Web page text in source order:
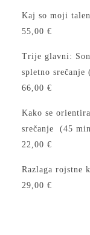
Kaj so moji
55,00 €
Trije glavni:
spletno srečanje
66,00 €
Kako se
srečanje (45
22,00 €
Razlaga rojstne
29,00 €